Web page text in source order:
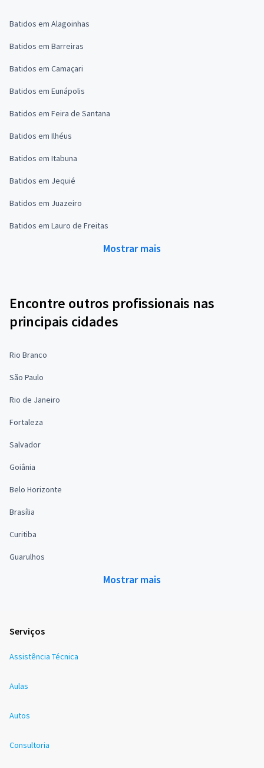
Batidos em Alagoinhas
Batidos em Barreiras
Batidos em Camaçari
Batidos em Eunápolis
Batidos em Feira de Santana
Batidos em Ilhéus
Batidos em Itabuna
Batidos em Jequié
Batidos em Juazeiro
Batidos em Lauro de Freitas
Mostrar mais
Encontre outros profissionais nas
principais cidades
Rio Branco
São Paulo
Rio de Janeiro
Fortaleza
Salvador
Goiânia
Belo Horizonte
Brasília
Curitiba
Guarulhos
Mostrar mais
Serviços
Assistência Técnica
Aulas
Autos
Consultoria